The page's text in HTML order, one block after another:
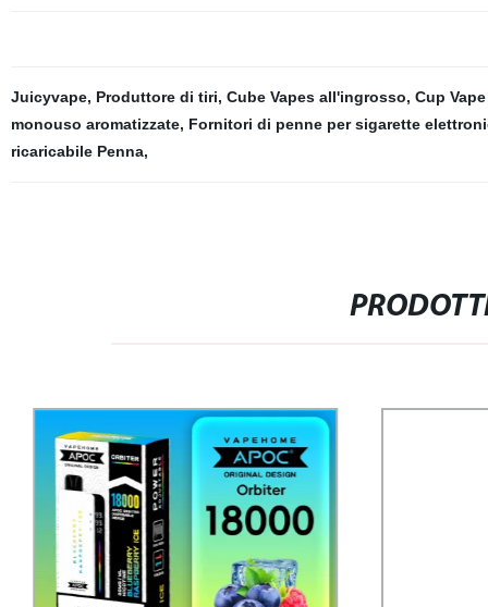
Juicyvape, Produttore di tiri, Cube Vapes all'ingrosso, Cup
monouso aromatizzate, Fornitori di penne per sigarette
ricaricabile Penna,